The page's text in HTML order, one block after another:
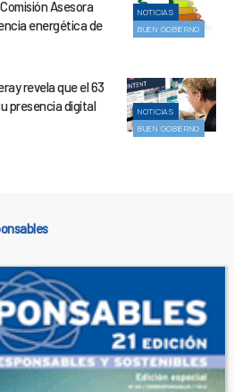
NOTICIAS
BUEN GOBIERNO
Asesora
energética de
NOTICIAS
BUEN GOBIERNO
revela que el 63
presencia digital